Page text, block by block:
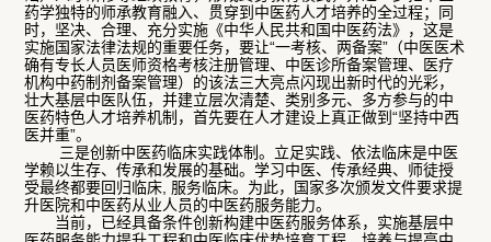
药学独特的师承教育融入、贯穿到中医药人才培养的全过程；同
时，坚决、合理、充分实施《中华人民共和国中医药法》，这是
实施国家法律法规的重要任务，要让“一考核、两备案”（中医医术
确有专长人员医师资格考核注册管理、中医诊所备案管理、医疗
机构中药制剂备案管理）的该法三大亮点闪现出新时代的光彩，
壮大基层中医队伍，并建立层次清楚、类别多元、多方参与的中
医药特色人才培养机制，首先要在人才建设上真正做到“坚持中西
医并重”。
三是创新中医药临床实践体制。立足实践、依法临床是中医
学赖以生存、传承和发展的基础。学习中医、传承经典、师徒授
受最终都要回归临床, 服务临床。为此，国家多次颁发文件要求提
升医院和中医药从业人员的中医药服务能力。
当前，已经具备条件创新构建中医药服务体系，实施基层中